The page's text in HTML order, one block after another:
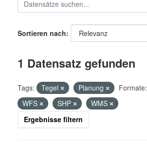
Sortieren nach
1 Datensatz gefunden
Tags: Tegel Planung Formate:
WFS
SHP
WMS
Ergebnisse filtern